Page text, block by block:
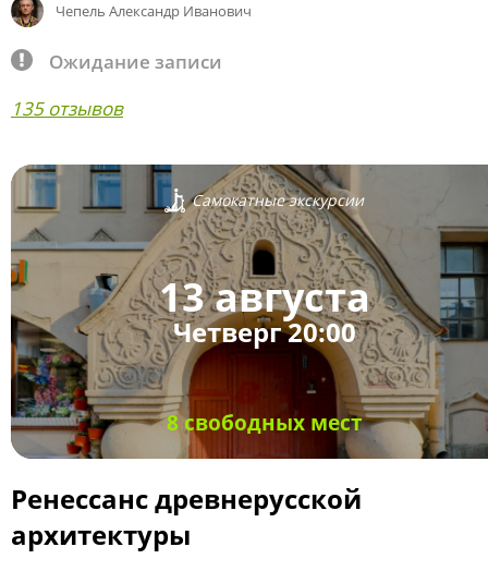
Чепель Александр Иванович
Ожидание записи
135 отзывов
Самокатные экскурсии
13 августа
Четверг 20:00
8 свободных мест
Ренессанс древнерусской
архитектуры